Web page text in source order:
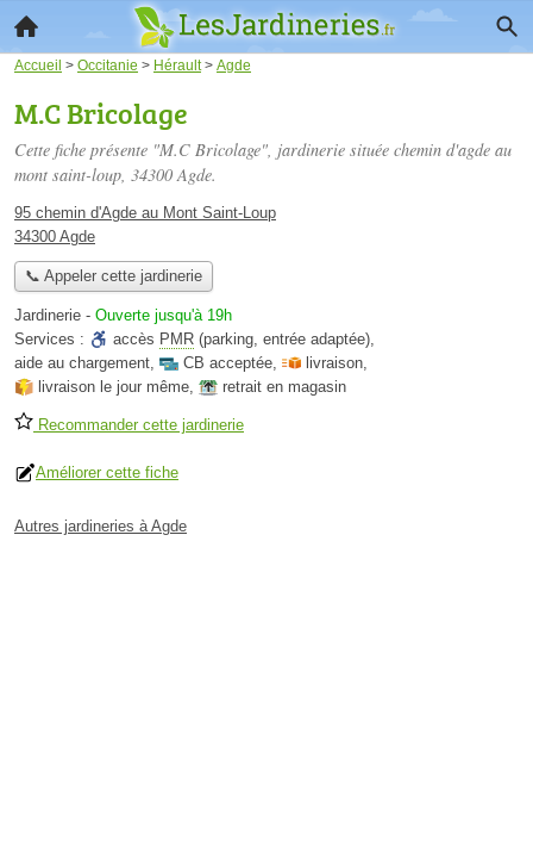
Accueil > Occitanie > Hérault> Agde
M.C Bricolage
Cette fiche présente "M.C Bricolage", jardinerie située chemin d'agde au
mont saint-loup, 34300 Agde.
95 chemin d'Agde au Mont Saint-Loup
34300 Agde
📞 Appeler cette jardinerie
Jardinerie - Ouverte jusqu'à 19h
Services :
accès PMR (parking, entrée adaptée),
aide au chargement, CB acceptée, livraison,
livraison le jour même, retrait en magasin
Recommander cette jardinerie
Améliorer cette fiche
Autres jardineries à Agde